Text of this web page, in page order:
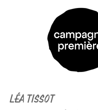
LÉA TISSOT